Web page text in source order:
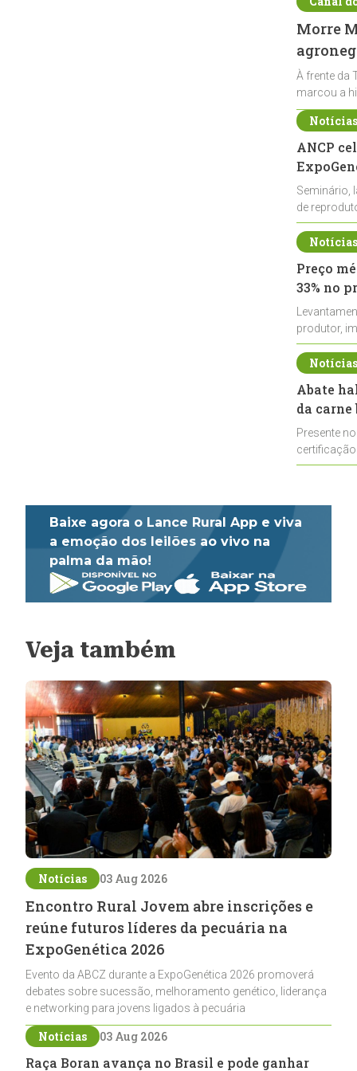
Morre
À frente da
marcou a
ANCP
Seminário,
de
durante a
Preço
33% no
produtor,
de leite cru
Abate
da
Presente
Baixe agora o Lance Rural App e viva
a emoção dos leilões ao vivo na
palma da mão!
Veja também
Notícias 03 Aug 2026
Encontro Rural Jovem abre inscrições e
reúne futuros líderes da pecuária na
ExpoGenética 2026
Evento da ABCZ durante a ExpoGenética 2026 promoverá
debates sobre sucessão, melhoramento genético, liderança
e networking para jovens ligados à pecuária
Notícias 03 Aug 2026
Raça Boran avança no Brasil e pode ganhar